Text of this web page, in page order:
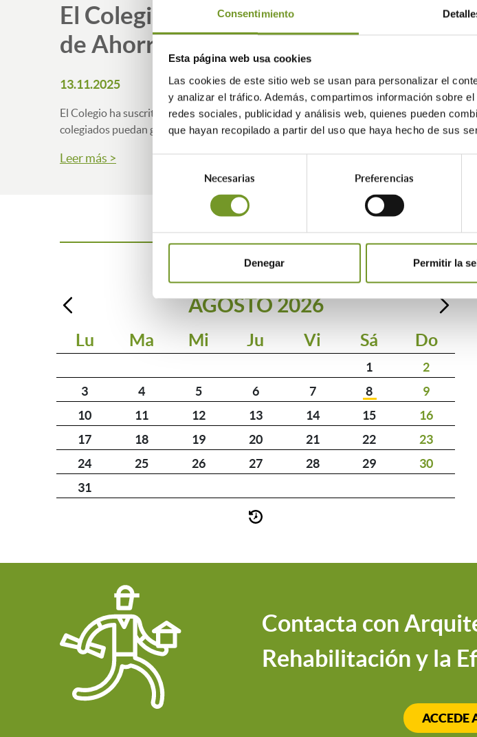
Consentimiento
Esta página web usa cookies
Las cookies de este sitio web se usan para personalizar el
y analizar el tráfico. Además, compartimos información sobre
redes sociales, publicidad y análisis web, quienes pueden
que hayan recopilado a partir del uso que haya hecho de sus
consentimiento
Necesarias Preferencias
Denegar Permitir la
El Colegio Actúa Como Centro de
de Ahorro Energético
13.11.2025
El Colegio ha suscrito un acuerdo de colaboración con Iberdrola que posiciona a
colegiados puedan gestionar y canalizar los Certificados de Ahorro Energético (CAE)
Leer más >
AGOSTO2026
Lu Ma Mi Ju Vi Sá Do
1
2
3
4 5 6 7 8
9
10
11 12 13 14 15
16
17
18 19 20 21 22
23
24
25 26 27 28 29
30
31
Contacta con
Rehabilitación y la
ACCEDE